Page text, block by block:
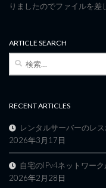
りましたのでファイルを差
ARTICLE SEARCH
RECENT ARTICLES
レンタルサーバーのレ
2026年3月17日
自宅のIPv4ネットワー
2026年2月28日